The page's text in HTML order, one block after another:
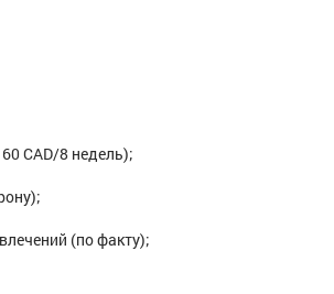
CAD/8 недель);
(по факту);